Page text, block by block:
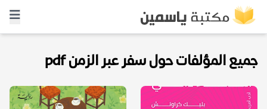
جميع المؤلفات حول سفر عبر الزمن pdf